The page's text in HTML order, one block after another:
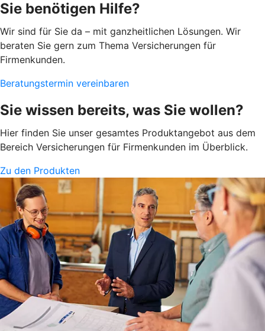
Sie benötigen Hilfe?
Wir sind für Sie da – mit ganzheitlichen Lösungen. Wir
beraten Sie gern zum Thema Versicherungen für
Firmenkunden.
Beratungstermin vereinbaren
Sie wissen bereits, was Sie wollen?
Hier finden Sie unser gesamtes Produktangebot aus dem
Bereich Versicherungen für Firmenkunden im Überblick.
Zu den Produkten